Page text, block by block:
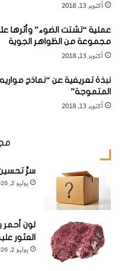
معادلة رقم (3)
In (1 + 9.10 Ar / K )
حيثTالعمر مقدراً
K
)
الموحدة لفصل وتقدير
أما ( Ar40
) فيقدر بطريقة
عنه كمياً من المعدن
اللازم نظراً لاختلاطه بـ ( Ar40
) في عينة الغاز.
ق
ي
ر
ع
ر
ا
ل
و
ر
ر
ا
ص
ل
ق
د
ي
م
ر
ص
خ
أكتوبر 13, 2018
عملية “تشتت الضوء” وأثرها
مجموعة من الظواهر الجوية
أكتوبر 13, 2018
نبذة تعريفية عن “نماذج مواريه
المتموجة”
أكتوبر 13, 2018
سرُّ تحسين
يوليو 2, 2026
لون أحمر
العثور
يوليو 2, 2026